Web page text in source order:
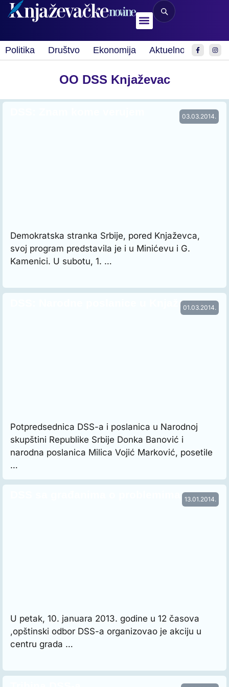
Politika Društvo Ekonomija Aktuelnosti Sport
OO DSS Knjaževac
03.03.2014.
Demokratska stranka Srbije, pored Knjaževca,
svoj program predstavila je i u Minićevu i G.
Kamenici. U subotu, 1. …
01.03.2014.
DSS: Narodne poslanice u Knjaževcu
Potpredsednica DSS-a i poslanica u Narodnoj
skupštini Republike Srbije Donka Banović i
narodna poslanica Milica Vojić Marković, posetile
…
13.01.2014.
U petak, 10. januara 2013. godine u 12 časova
,opštinski odbor DSS-a organizovao je akciju u
centru grada …